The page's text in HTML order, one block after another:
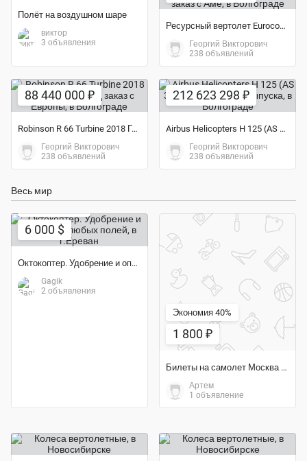
Полёт на воздушном шаре
виктор
3 объявления
Ресурсный вертолет Eurocopter AS 350 B3 2016 под заказ с Аме
Георгий Викторович
238 объявлений
88 440 000 ₽
Robinson R 66 Turbine 2018 Года выпуска под заказ с Европы
Георгий Викторович
238 объявлений
212 623 298 ₽
Airbus Helicopters H 125 (AS 350 B3e 2019 года выпуска
Георгий Викторович
238 объявлений
Весь мир
6 000 $
Октокоптер. Удобрение и опиление любых полей
Gagik
2 объявления
Экономия 40%
1 800 ₽
Билеты на самолет Москва - Анталья
Артем
1 объявление